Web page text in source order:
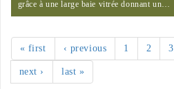
grâce à une large baie vitrée donnant un…
« first ‹ previous 1 2 3
next › last »